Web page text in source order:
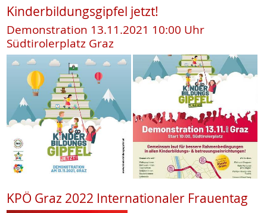
Kinderbildungsgipfel jetzt!
Demonstration 13.11.2021 10:00 Uhr
Südtirolerplatz Graz
KPÖ Graz 2022 Internationaler Frauentag